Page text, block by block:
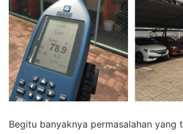
Begitu banyaknya permasalahan yang